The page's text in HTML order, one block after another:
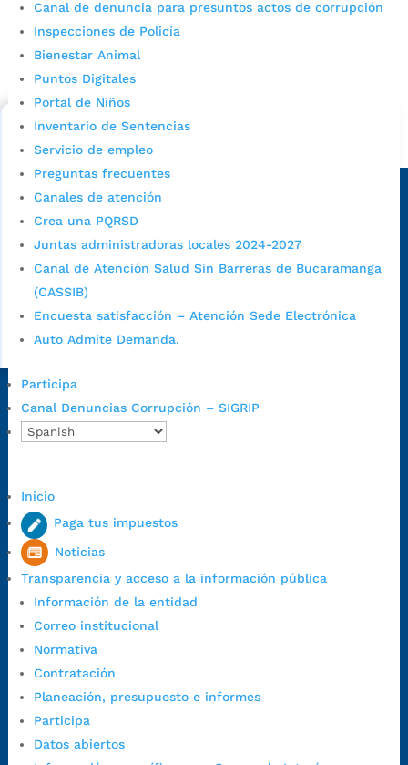
Canal de denuncia para presuntos actos de corrupción
Inspecciones de Policía
Bienestar Animal
Puntos Digitales
Portal de Niños
Inventario de Sentencias
Servicio de empleo
Preguntas frecuentes
Canales de atención
Crea una PQRSD
Juntas administradoras locales 2024-2027
Canal de Atención Salud Sin Barreras de Bucaramanga
(CASSIB)
Encuesta satisfacción – Atención Sede Electrónica
Auto Admite Demanda.
Participa
Canal Denuncias Corrupción – SIGRIP
Inicio
Paga tus impuestos
Noticias
Transparencia y acceso a la información pública
Información de la entidad
Correo institucional
Normativa
Contratación
Planeación, presupuesto e informes
Participa
Datos abiertos
Cupos Escolares Bucaramanga 2022
Consulta aqui los pasos para inscribirse y solicitar un
cupo escolar en los colegios oficiales de
Bucaramanga.
Alcaldía de Bucaramanga
Sede principal
Dirección Fase I:Calle 35 # 10-43, Bucaramanga, Santander,
Colombia.
Código Postal:
Horario de Atención:Lunes a jueves de 7:00 a.m. a 12:00 m y de
1:00 p.m. a 5:30 p.m. / viernes jornada continua en el horario de
7:00 a.m. a 5:00 p.m., con 30 minutos de descanso al medio día.